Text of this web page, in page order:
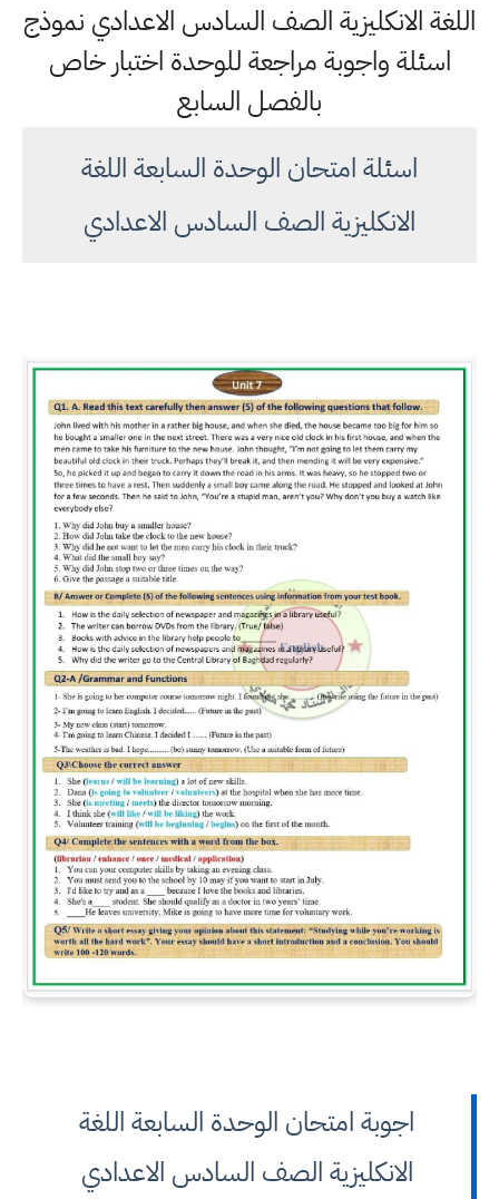
اللغة الانكليزية الصف السادس الاعدادي نموذج
اسئلة واجوبة مراجعة للوحدة اختبار خاص
بالفصل السابع
اسئلة امتحان الوحدة السابعة اللغة
الانكليزية الصف السادس الاعدادي
اجوبة امتحان الوحدة السابعة اللغة
الانكليزية الصف السادس الاعدادي